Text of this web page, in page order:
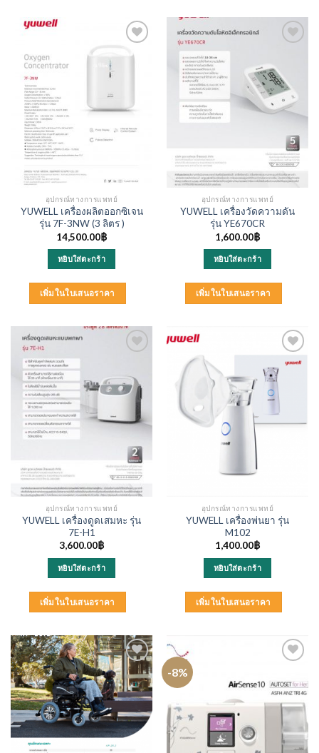
may
be
chosen
อุปกรณ์ทางการแพทย์
YUWELL เครื่องผลิตออกซิเจน
รุ่น 7F-3NW (3 ลิตร )
14,500.00฿
หยิบใส่ตะกร้า
เพิ่มในใบเสนอราคา
อุปกรณ์ทางการแพทย์
YUWELL เครื่องวัดความดัน
รุ่น YE670CR
1,600.00฿
หยิบใส่ตะกร้า
เพิ่มในใบเสนอราคา
อุปกรณ์ทางการแพทย์
YUWELL เครื่องดูดเสมหะ รุ่น
7E-H1
3,600.00฿
หยิบใส่ตะกร้า
เพิ่มในใบเสนอราคา
อุปกรณ์ทางการแพทย์
YUWELL เครื่องพ่นยา รุ่น
M102
1,400.00฿
หยิบใส่ตะกร้า
เพิ่มในใบเสนอราคา
-8%